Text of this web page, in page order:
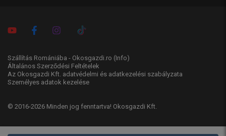
Szállítás Romániába - Okosgazdi.ro (Info)
Általános Szerződési Feltételek
Az Okosgazdi Kft. adatvédelmi és adatkezelési szabályzata
Személyes adatok kezelése
© 2016-2026 Minden jog fenntartva! Okosgazdi Kft.